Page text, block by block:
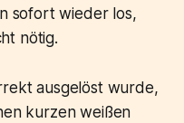
sofort wieder los,
nötig.
ausgelöst wurde,
kurzen weißen